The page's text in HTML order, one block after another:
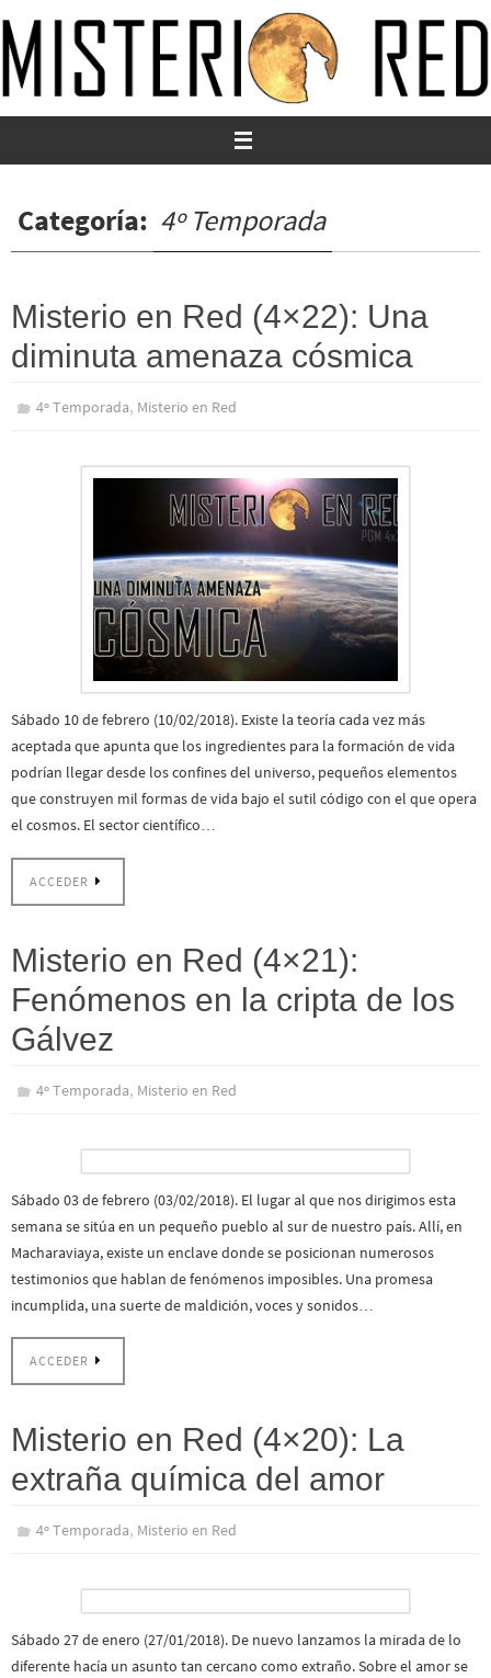
al
contenido
Categoría: 4º Temporada
Misterio en Red (4×22): Una
diminuta amenaza cósmica
4º Temporada, Misterio en Red
Sábado 10 de febrero (10/02/2018). Existe la teoría cada vez más
aceptada que apunta que los ingredientes para la formación de vida
podrían llegar desde los confines del universo, pequeños elementos
que construyen mil formas de vida bajo el sutil código con el que opera
el cosmos. El sector científico…
ACCEDER
Misterio en Red (4×21):
Fenómenos en la cripta de los
Gálvez
4º Temporada, Misterio en Red
Sábado 03 de febrero (03/02/2018). El lugar al que nos dirigimos esta
semana se sitúa en un pequeño pueblo al sur de nuestro país. Allí, en
Macharaviaya, existe un enclave donde se posicionan numerosos
testimonios que hablan de fenómenos imposibles. Una promesa
incumplida, una suerte de maldición, voces y sonidos…
ACCEDER
Misterio en Red (4×20): La
extraña química del amor
4º Temporada, Misterio en Red
Sábado 27 de enero (27/01/2018). De nuevo lanzamos la mirada de lo
diferente hacía un asunto tan cercano como extraño. Sobre el amor se